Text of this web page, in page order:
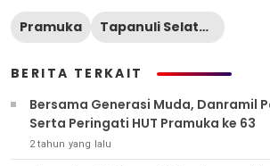
Pramuka Tapanuli Selatan
BERITA TERKAIT
Bersama Generasi Muda, Danramil
Serta Peringati HUT Pramuka ke 63
2 tahun yang lalu